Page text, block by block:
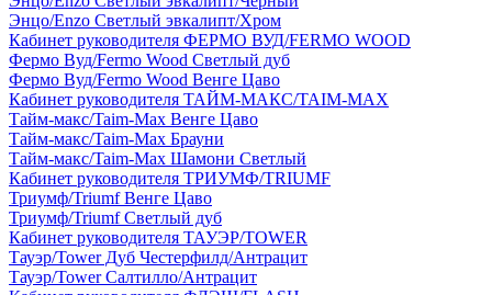
Энцо/Enzo Светлый эвкалипт/Хром
Кабинет руководителя ФЕРМО ВУД/FERMO WOOD
Фермо Вуд/Fermo Wood Светлый дуб
Фермо Вуд/Fermo Wood Венге Цаво
Кабинет руководителя ТАЙМ-МАКС/TAIM-MAX
Тайм-макс/Taim-Max Венге Цаво
Тайм-макс/Taim-Max Брауни
Тайм-макс/Taim-Max Шамони Светлый
Кабинет руководителя ТРИУМФ/TRIUMF
Триумф/Triumf Венге Цаво
Триумф/Triumf Светлый дуб
Кабинет руководителя ТАУЭР/TOWER
Тауэр/Tower Дуб Честерфилд/Антрацит
Тауэр/Tower Салтилло/Антрацит